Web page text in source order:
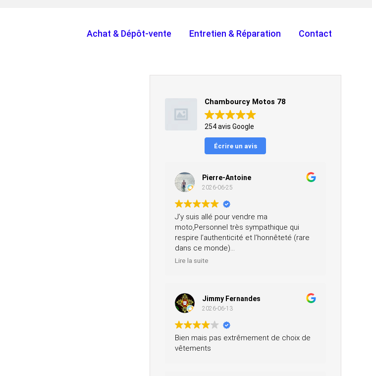
Achat & Dépôt-vente Entretien & Réparation Contact
Chambourcy Motos 78
254 avis Google
Écrire un avis
Pierre-Antoine
2026-06-25
J’y suis allé pour vendre ma
moto,Personnel très sympathique qui
respire l’authenticité et l’honnêteté (rare
dans ce monde)
Merci pour votre professionnalisme, je
Lire la suite
Jimmy Fernandes
2026-06-13
Bien mais pas extrêmement de choix de
vêtements